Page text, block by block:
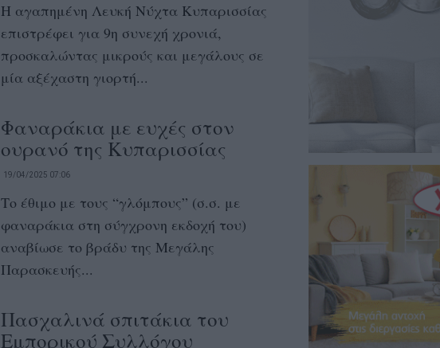
Η αγαπημένη Λευκή Νύχτα Κυπαρισσίας
επιστρέφει για 9η συνεχή χρονιά,
προσκαλώντας μικρούς και μεγάλους σε
μία αξέχαστη γιορτή...
Φαναράκια με ευχές στον
ουρανό της Κυπαρισσίας
19/04/2025 07:06
Το έθιμο με τους “γλόμπους” (σ.σ. με
φαναράκια στη σύγχρονη εκδοχή του)
αναβίωσε το βράδυ της Μεγάλης
Παρασκευής...
Πασχαλινά σπιτάκια του
Εμπορικού Συλλόγου